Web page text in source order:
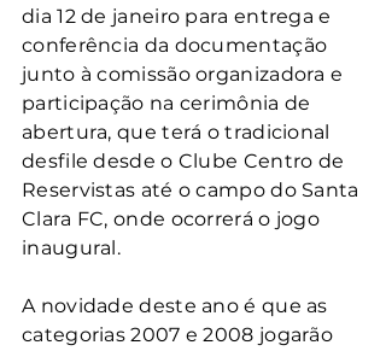
dia 12 de janeiro para entrega e
conferência da documentação
junto à comissão organizadora e
participação na cerimônia de
abertura, que terá o tradicional
desfile desde o Clube Centro de
Reservistas até o campo do Santa
Clara FC, onde ocorrerá o jogo
inaugural.
A novidade deste ano é que as
categorias 2007 e 2008 jogarão